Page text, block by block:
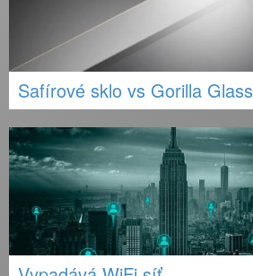
Safírové sklo vs Gorilla Glass